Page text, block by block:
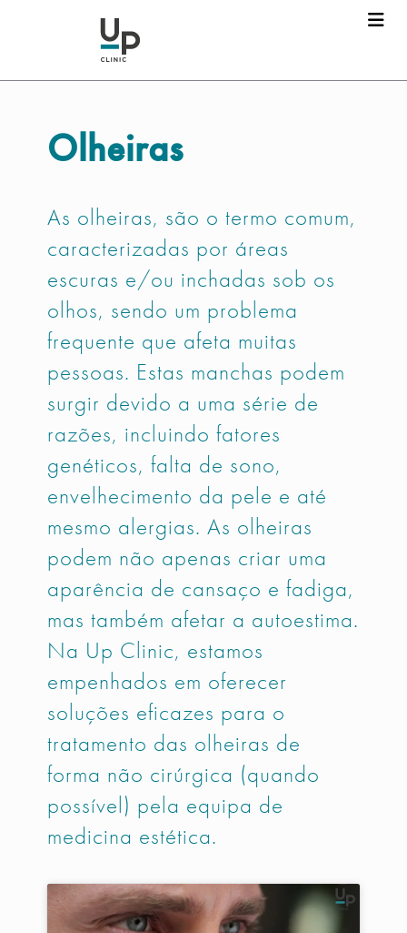
Olheiras
As olheiras, são o termo comum,
caracterizadas por áreas
escuras e/ou inchadas sob os
olhos, sendo um problema
frequente que afeta muitas
pessoas. Estas manchas podem
surgir devido a uma série de
razões, incluindo fatores
genéticos, falta de sono,
envelhecimento da pele e até
mesmo alergias. As olheiras
podem não apenas criar uma
aparência de cansaço e fadiga,
mas também afetar a autoestima.
Na Up Clinic, estamos
empenhados em oferecer
soluções eficazes para o
tratamento das olheiras de
forma não cirúrgica (quando
possível) pela equipa de
medicina estética.